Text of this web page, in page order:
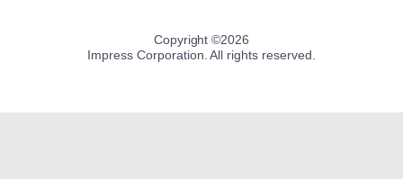
Copyright ©2026
Impress Corporation. All rights reserved.